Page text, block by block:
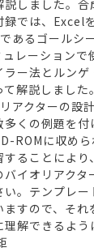
しました。
では、Excel
あるゴールシ
レーションで
ラー法とルン
解説しました。
アクターの設
くの例題を
ROMに収め
することによ
イオリアクタ
。テンプレ
すので、それ
解できるよう